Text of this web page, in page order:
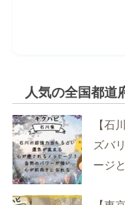
人気の全国都道
【石
ズバ
ージ